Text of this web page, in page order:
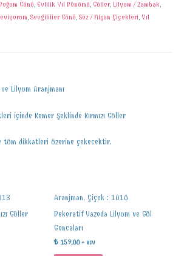
Doğum Günü, Evlilik Yıl Dönümü, Güller, Lilyum / Zambak,
, Sevgililier Günü, Söz / Nişan Çiçekleri, Yıl
Lilyum Aranjmanı
içinde Kemer Şeklinde Kırmızı Güller
tüm dikkatleri üzerine çekecektir.
Güller
Aranjman, Çiçek : 1010
Dekoratif Vazoda Lilyum ve Gül
Goncaları
₺ 159,00 + KDV